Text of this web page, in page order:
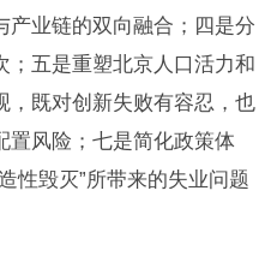
产业链的双向融合；四是分
；五是重塑北京人口活力和
，既对创新失败有容忍，也
置风险；七是简化政策体
性毁灭”所带来的失业问题